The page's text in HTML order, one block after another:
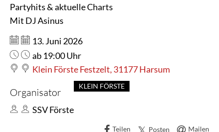
Summer
Beats
Partyhits & aktuelle Charts
Mit DJ Asinus
Datum:
13. Juni 2026
Uhrzeit:
ab 19:00 Uhr
Klein Förste Festzelt, 31177 Harsum
Organisator
SSV Förste
KLEIN FÖRSTE
Teilen Posten Mailen